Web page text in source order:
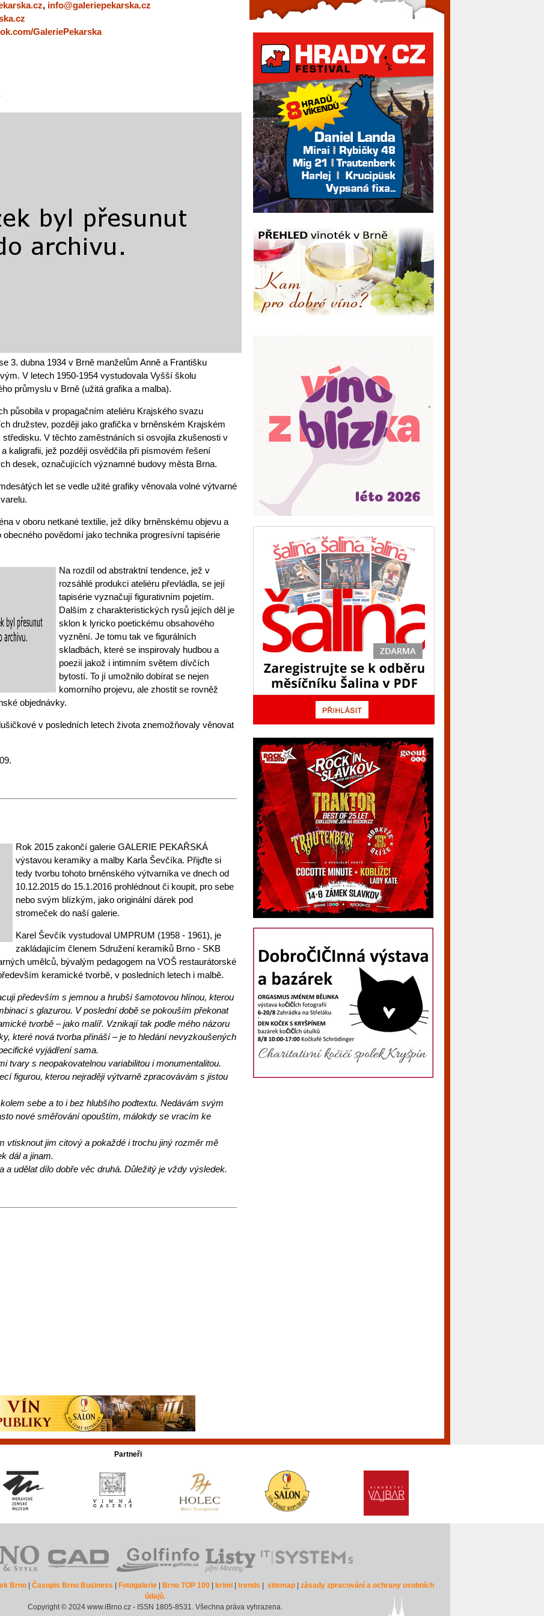
, info@galeriepekarska.cz
GaleriePekarska
3. dubna 1934 v Brně manželům Anně a Františku
V letech 1950-1954 vystudovala Vyšší školu
průmyslu v Brně (užitá grafika a malba).
působila v propagačním ateliéru Krajského svazu
družstev, později jako grafička v brněnském Krajském
středisku. V těchto zaměstnáních si osvojila zkušenosti v
kaligrafii, jež později osvědčila při písmovém řešení
desek, označujících významné budovy města Brna.
let se vedle užité grafiky věnovala volné výtvarné
v oboru netkané textilie, jež díky brněnskému objevu a
povědomí jako technika progresívní tapisérie
Na rozdíl od abstraktní tendence, jež v
rozsáhlé produkci ateliéru převládla, se její
tapisérie vyznačují figurativním pojetím.
Dalším z charakteristických rysů jejích děl je
sklon k lyricko poetickému obsahového
vyznění. Je tomu tak ve figurálních
skladbách, které se inspirovaly hudbou a
poezií jakož i intimním světem dívčích
bytostí. To jí umožnilo dobírat se nejen
komorního projevu, ale zhostit se rovněž
objednávky.
v posledních letech života znemožňovaly věnovat
Rok 2015 zakončí galerie GALERIE PEKAŘSKÁ
výstavou keramiky a malby Karla Ševčíka. Přijďte si
tedy tvorbu tohoto brněnského výtvarníka ve dnech od
10.12.2015 do 15.1.2016 prohlédnout či koupit, pro sebe
nebo svým blízkým, jako originální dárek pod
stromeček do naší galerie.
Karel Ševčík vystudoval UMPRUM (1958 - 1961), je
zakládajícím členem Sdružení keramiků Brno - SKB
umělců, bývalým pedagogem na VOŠ restaurátorské
keramické tvorbě, v posledních letech i malbě.
především s jemnou a hrubší šamotovou hlínou, kterou
s glazurou. V poslední době se pokouším překonat
tvorbě – jako malíř. Vznikají tak podle mého názoru
které nová tvorba přináší – je to hledání nevyzkoušených
vyjádření sama.
tvary s neopakovatelnou variabilitou i monumentalitou.
figurou, kterou nejraději výtvarně zpracovávám s jistou
sebe a to i bez hlubšího podtextu. Nedávám svým
nové směřování opouštím, málokdy se vracím ke
vtisknout jim citový a pokaždé i trochu jiný rozměr mě
dál a jinam.
a udělat dílo dobře věc druhá. Důležitý je vždy výsledek.
Partneři
Brno| Časopis Brno Business Fotogalerie| Brno TOP 100| krimi| trends sitemap| zásady zpracování a ochrany osobních
údajů.
Copyright © 2024 www.iBrno.cz - ISSN 1805-8531. Všechna práva vyhrazena.